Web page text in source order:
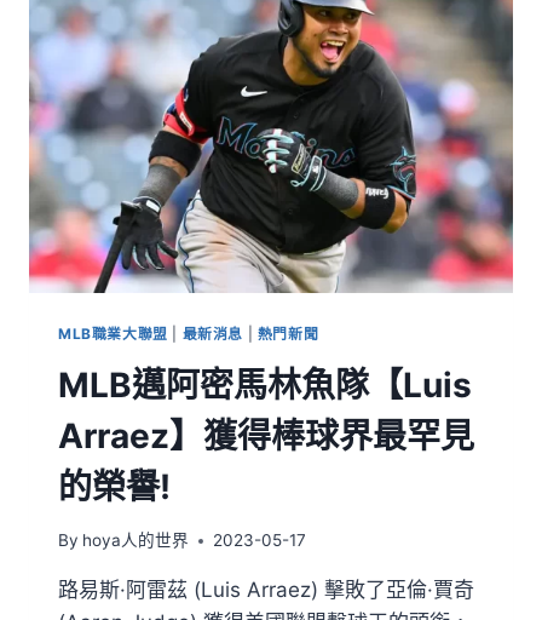
MLB職業大聯盟 最新消息 熱門新聞
MLB邁阿密馬林魚隊【Luis
Arraez】獲得棒球界最罕見
的榮譽!
By hoya人的世界 2023-05-17
路易斯·阿雷茲 (Luis Arraez) 擊敗了亞倫·賈奇